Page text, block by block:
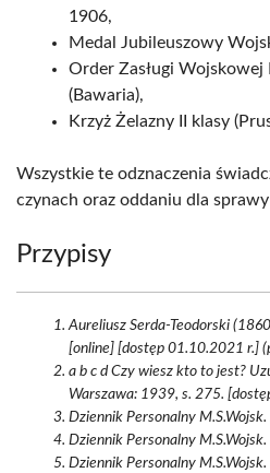
1906,
Medal Jubileuszowy
Order Zasługi Wojskowej
(Bawaria),
Krzyż Żelazny II klasy
Wszystkie te odznaczenia
czynach oraz oddaniu dla
Przypisy
Aureliusz Serda-Teodorski
[online] [dostęp 01.10.2021 r.]
a b c d Czy wiesz kto to jest?
Warszawa: 1939, s. 275.
Dziennik Personalny
Dziennik Personalny
Dziennik Personalny